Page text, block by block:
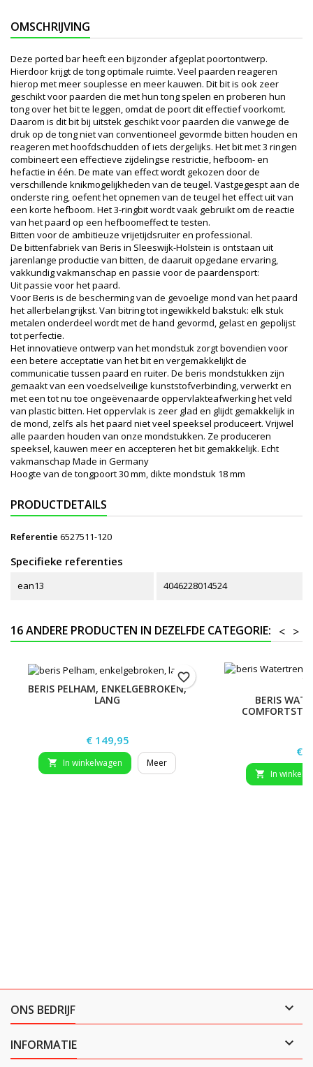
OMSCHRIJVING
Deze ported bar heeft een bijzonder afgeplat poortontwerp.
Hierdoor krijgt de tong optimale ruimte. Veel paarden reageren
hierop met meer souplesse en meer kauwen. Dit bit is ook zeer
geschikt voor paarden die met hun tong spelen en proberen hun
tong over het bit te leggen, omdat de poort dit effectief voorkomt.
Daarom is dit bit bij uitstek geschikt voor paarden die vanwege de
druk op de tong niet van conventioneel gevormde bitten houden en
reageren met hoofdschudden of iets dergelijks. Het bit met 3 ringen
combineert een effectieve zijdelingse restrictie, hefboom- en
hefactie in één. De mate van effect wordt gekozen door de
verschillende knikmogelijkheden van de teugel. Vastgegespt aan de
onderste ring, oefent het opnemen van de teugel het effect uit van
een korte hefboom. Het 3-ringbit wordt vaak gebruikt om de reactie
van het paard op een hefboomeffect te testen.
Bitten voor de ambitieuze vrijetijdsruiter en professional.
De bittenfabriek van Beris in Sleeswijk-Holstein is ontstaan ​​uit
jarenlange productie van bitten, de daaruit opgedane ervaring,
vakkundig vakmanschap en passie voor de paardensport:
Uit passie voor het paard.
Voor Beris is de bescherming van de gevoelige mond van het paard
het allerbelangrijkst. Van bitring tot ingewikkeld bakstuk: elk stuk
metalen onderdeel wordt met de hand gevormd, gelast en gepolijst
tot perfectie.
Het innovatieve ontwerp van het mondstuk zorgt bovendien voor
een betere acceptatie van het bit en vergemakkelijkt de
communicatie tussen paard en ruiter. De beris mondstukken zijn
gemaakt van een voedselveilige kunststofverbinding, verwerkt en
met een tot nu toe ongeëvenaarde oppervlakteafwerking het veld
van plastic bitten. Het oppervlak is zeer glad en glijdt gemakkelijk in
de mond, zelfs als het paard niet veel speeksel produceert. Vrijwel
alle paarden houden van onze mondstukken. Ze produceren
speeksel, kauwen meer en accepteren het bit gemakkelijk. Echt
vakmanschap Made in Germany
Hoogte van de tongpoort 30 mm, dikte mondstuk 18 mm
PRODUCTDETAILS
Referentie 6527511-120
Specifieke referenties
ean13 4046228014524
16 ANDERE PRODUCTEN IN DEZELFDE CATEGORIE: >
<
BERIS PELHAM, ENKELGEBROKEN,
LANG
Prijs
€ 149,95
 In winkelwagen Meer
favorite_border
BERIS
€
 In
ONS BEDRIJF 
INFORMATIE 